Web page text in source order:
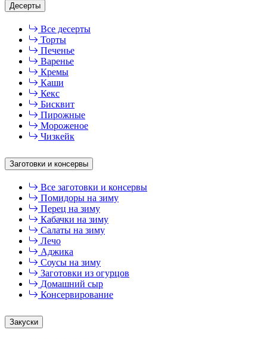
Десерты
Все десерты
Торты
Печенье
Варенье
Кремы
Каши
Кекс
Бисквит
Пирожные
Мороженое
Чизкейк
Заготовки и консервы
Все заготовки и консервы
Помидоры на зиму
Перец на зиму
Кабачки на зиму
Салаты на зиму
Лечо
Аджика
Соусы на зиму
Заготовки из огурцов
Домашний сыр
Консервирование
Закуски